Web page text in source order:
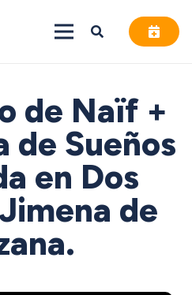
de Naïf +
de Sueños
en Dos
de